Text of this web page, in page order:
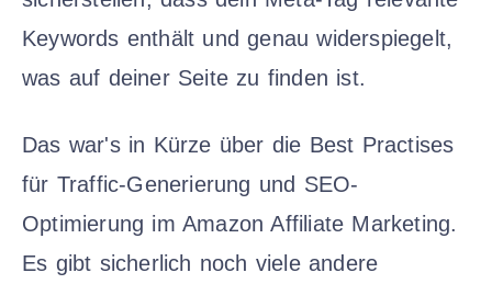
Keywords enthält und genau widerspiegelt,
was auf deiner Seite zu finden ist.
Das war's in Kürze über die Best Practises
für Traffic-Generierung und SEO-
Optimierung im Amazon Affiliate Marketing.
Es gibt sicherlich noch viele andere